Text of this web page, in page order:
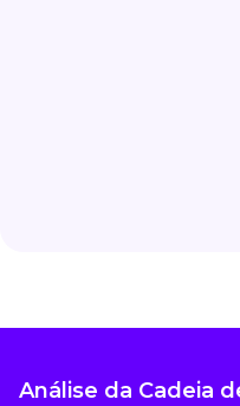
Análise da Cadeia